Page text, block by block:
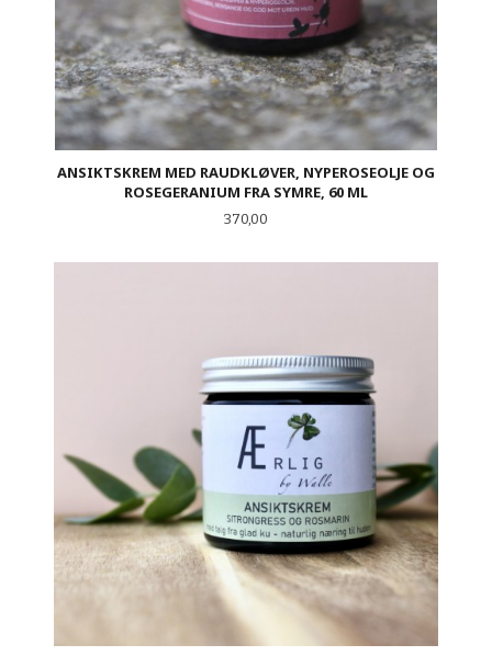
ANSIKTSKREM MED RAUDKLØVER, NYPEROSEOLJE OG
ROSEGERANIUM FRA SYMRE, 60 ML
Pris
370,00